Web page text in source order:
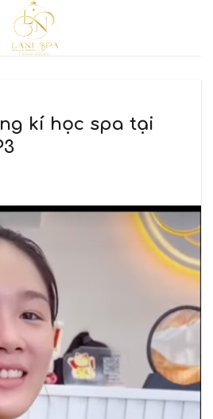
kí học spa tại